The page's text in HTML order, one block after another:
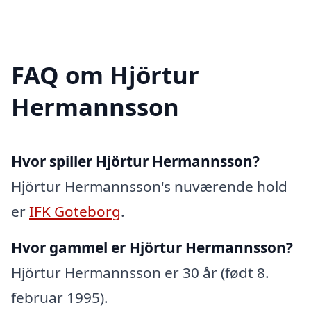
FAQ om Hjörtur
Hermannsson
Hvor spiller Hjörtur Hermannsson?
Hjörtur Hermannsson's nuværende hold
erIFK Goteborg.
Hvor gammel er Hjörtur Hermannsson?
Hjörtur Hermannsson er 30 år (født 8.
februar 1995).